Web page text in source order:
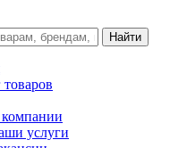
товаров
услуги